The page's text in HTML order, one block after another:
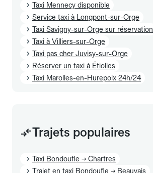
Taxi Mennecy disponible
Service taxi à Longpont-sur-Orge
Taxi Savigny-sur-Orge sur réservation
Taxi à Villiers-sur-Orge
Taxi pas cher Juvisy-sur-Orge
Réserver un taxi à Étiolles
Taxi Marolles-en-Hurepoix 24h/24
Trajets populaires
Taxi Bondoufle → Chartres
Trajet en taxi Bondoufle → Beauvais